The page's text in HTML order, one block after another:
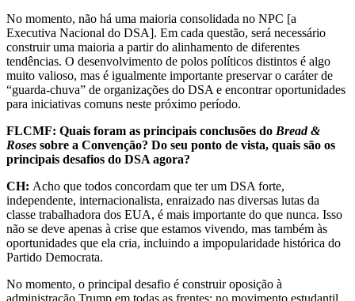
No momento, não há uma maioria consolidada no NPC [a
Executiva Nacional do DSA]. Em cada questão, será necessário
construir uma maioria a partir do alinhamento de diferentes
tendências. O desenvolvimento de polos políticos distintos é algo
muito valioso, mas é igualmente importante preservar o caráter de
“guarda-chuva” de organizações do DSA e encontrar oportunidades
para iniciativas comuns neste próximo período.
FLCMF: Quais foram as principais conclusões do Bread &
Roses sobre a Convenção? Do seu ponto de vista, quais são os
principais desafios do DSA agora?
CH: Acho que todos concordam que ter um DSA forte,
independente, internacionalista, enraizado nas diversas lutas da
classe trabalhadora dos EUA, é mais importante do que nunca. Isso
não se deve apenas à crise que estamos vivendo, mas também às
oportunidades que ela cria, incluindo a impopularidade histórica do
Partido Democrata.
No momento, o principal desafio é construir oposição à